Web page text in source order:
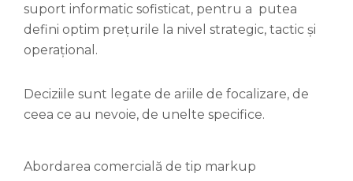
suport informatic sofisticat, pentru a putea
defini optim prețurile la nivel strategic, tactic și
operațional.
Deciziile sunt legate de ariile de focalizare, de
ceea ce au nevoie, de unelte specifice.
Abordarea comercială de tip markup